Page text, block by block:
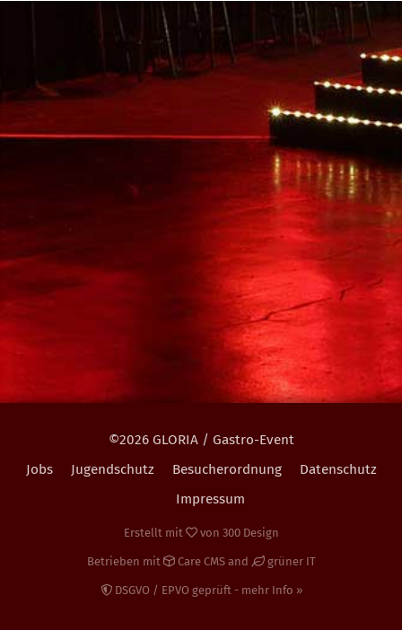
©2026 GLORIA / Gastro-Event
Jobs
Jugendschutz Besucherordnung
Datenschutz
Impressum
Erstellt mit von 300 Design
Betrieben mit Care CMSand grüner IT
DSGVO / EPVO geprüft - mehr Info »